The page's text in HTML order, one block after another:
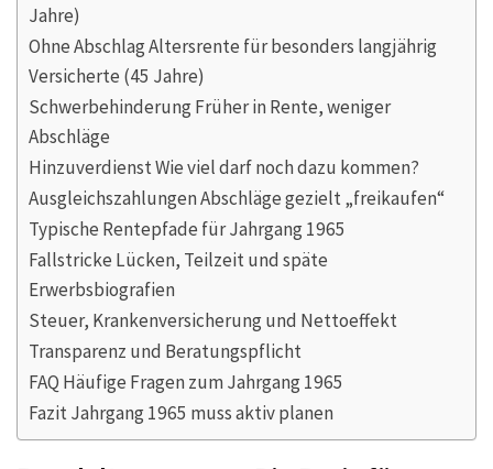
Jahre)
Ohne Abschlag Altersrente für besonders langjährig
Versicherte (45 Jahre)
Schwerbehinderung Früher in Rente, weniger
Abschläge
Hinzuverdienst Wie viel darf noch dazu kommen?
Ausgleichszahlungen Abschläge gezielt „freikaufen“
Typische Rentepfade für Jahrgang 1965
Fallstricke Lücken, Teilzeit und späte
Erwerbsbiografien
Steuer, Krankenversicherung und Nettoeffekt
Transparenz und Beratungspflicht
FAQ Häufige Fragen zum Jahrgang 1965
Fazit Jahrgang 1965 muss aktiv planen